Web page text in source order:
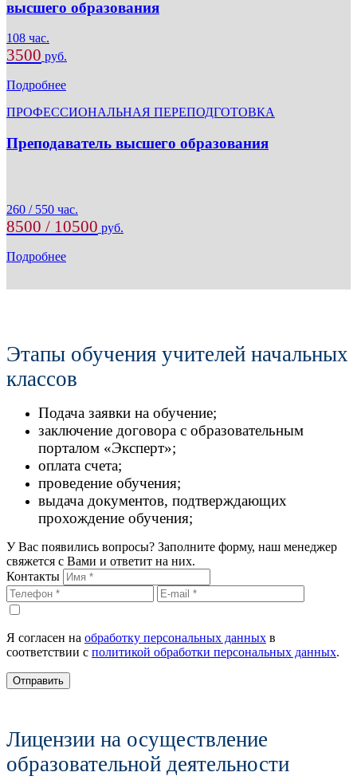
высшего образования
108 час.
3500 руб.
Подробнее
ПРОФЕССИОНАЛЬНАЯ ПЕРЕПОДГОТОВКА
Преподаватель высшего образования
260 / 550 час.
8500 / 10500 руб.
Подробнее
Этапы обучения учителей начальных
классов
Подача заявки на обучение;
заключение договора с образовательным
порталом «Эксперт»;
оплата счета;
проведение обучения;
выдача документов, подтверждающих
прохождение обучения;
У Вас появились вопросы? Заполните форму, наш менеджер
свяжется с Вами и ответит на них.
Контакты
Я согласен на обработку персональных данных в
соответствии с политикой обработки персональных данных.
Отправить
Лицензии на осуществление
образовательной деятельности